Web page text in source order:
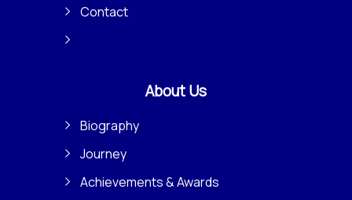
Contact
About Us
Biography
Journey
Achievements & Awards